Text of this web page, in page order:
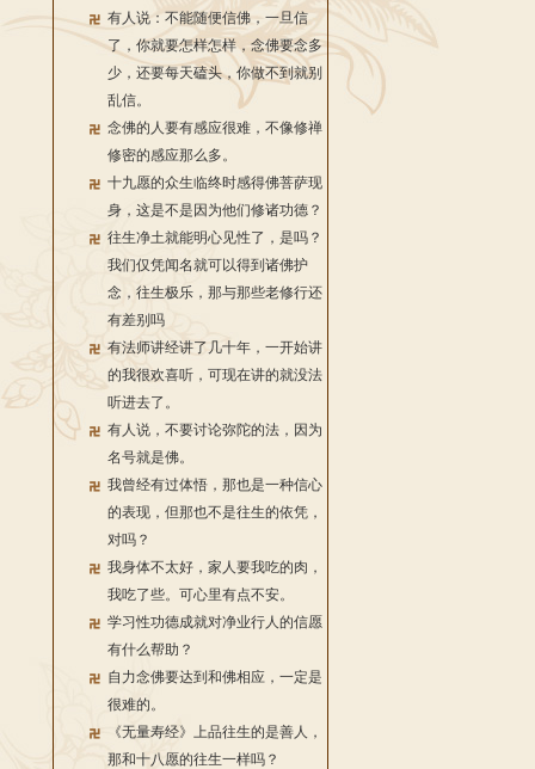
有人说：不能随便信佛，一旦信
了，你就要怎样怎样，念佛要念多
少，还要每天磕头，你做不到就别
乱信。
念佛的人要有感应很难，不像修禅
修密的感应那么多。
十九愿的众生临终时感得佛菩萨现
身，这是不是因为他们修诸功德？
往生净土就能明心见性了，是吗？
我们仅凭闻名就可以得到诸佛护
念，往生极乐，那与那些老修行还
有差别吗
有法师讲经讲了几十年，一开始讲
的我很欢喜听，可现在讲的就没法
听进去了。
有人说，不要讨论弥陀的法，因为
名号就是佛。
我曾经有过体悟，那也是一种信心
的表现，但那也不是往生的依凭，
对吗？
我身体不太好，家人要我吃的肉，
我吃了些。可心里有点不安。
学习性功德成就对净业行人的信愿
有什么帮助？
自力念佛要达到和佛相应，一定是
很难的。
《无量寿经》上品往生的是善人，
那和十八愿的往生一样吗？